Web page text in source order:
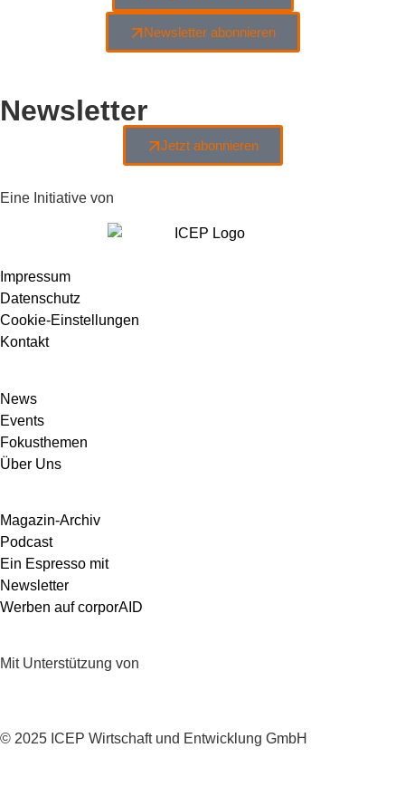
Newsletter abonnieren
Newsletter
Jetzt abonnieren
Eine Initiative von
Impressum
Datenschutz
Cookie-Einstellungen
Kontakt
News
Events
Fokusthemen
Über Uns
Magazin-Archiv
Podcast
Ein Espresso mit
Newsletter
Werben auf corporAID
Mit Unterstützung von
© 2025 ICEP Wirtschaft und Entwicklung GmbH